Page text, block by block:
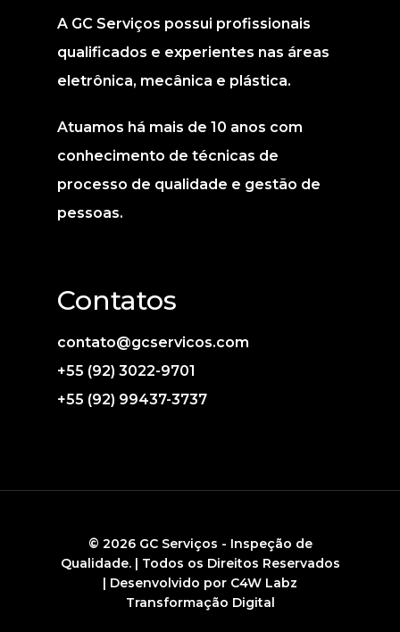
A GC Serviços possui profissionais
qualificados e experientes nas áreas
eletrônica, mecânica e plástica.
Atuamos há mais de 10 anos com
conhecimento de técnicas de
processo de qualidade e gestão de
pessoas.
Contatos
contato@gcservicos.com
+55 (92) 3022-9701
+55 (92) 99437-3737
© 2026 GC Serviços - Inspeção de
Qualidade. | Todos os Direitos Reservados
| Desenvolvido por C4W Labz
Transformação Digital